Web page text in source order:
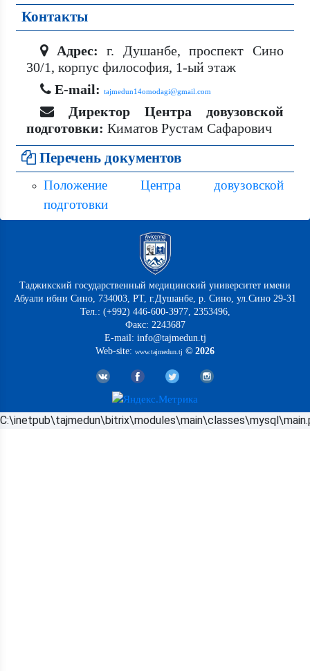
Контакты
Адрес: г. Душанбе, проспект Сино
30/1, корпус философия, 1-ый этаж
E-mail: tajmedun14omodagi@gmail.com
Директор Центра довузовской
подготовки: Киматов Рустам Сафарович
Перечень документов
Положение Центра довузовской
подготовки
Таджикский государственный медицинский университет имени
Абуали ибни Сино, 734003, РТ, г.Душанбе, р. Сино, ул.Сино 29-31
Тел.: (+992) 446-600-3977, 2353496,
Факс: 2243687
E-mail: info@tajmedun.tj
Web-site: www.tajmedun.tj © 2026